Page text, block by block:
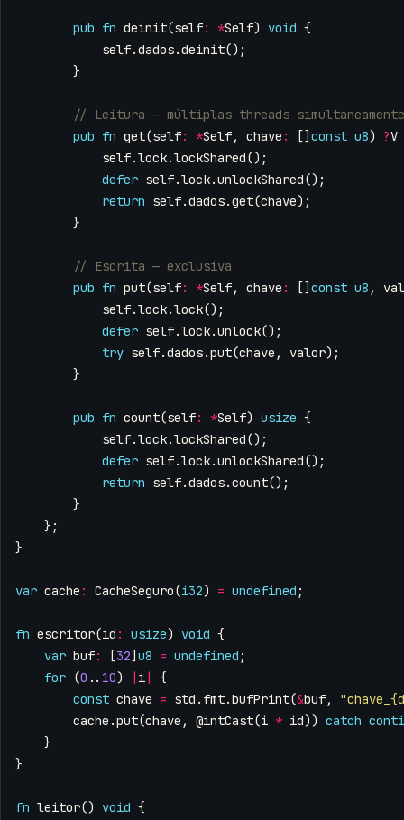
pub fn deinit(self: *Self) void {
self.dados.deinit();
}
pub fn get(self: *Self, chave : [] const u8) ?V
self.lock.lockShared();
defer self.lock.unlockShared();
return self.dados.get(chave);
}
pub fn put(self: *Self, chave : [] const u8 ,
self.lock.lock();
defer self.lock.unlock();
try self.dados.put(chave , valor);
}
pub fn count(self: *Self) usize {
self.lock.lockShared();
defer self.lock.unlockShared();
return self.dados.count();
}
};
}
var cache : CacheSeguro(i32) = undefined ;
fn escritor(id : usize) void {
var buf: [32] u8 = undefined ;
for (0 .. 10) i
{
const chave = std . fmt.bufPrint(&buf,
cache .put(chave , @intCast(i * id)) catch
}
}
fn leitor() void {